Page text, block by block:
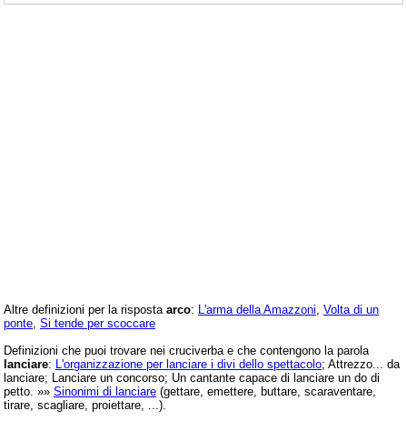
Altre definizioni per la risposta arco: L'arma della Amazzoni Volta di un
ponte Si tende per scoccare
Definizioni che puoi trovare nei cruciverba e che contengono la parola
lanciare: L'organizzazione per lanciare i divi dello spettacolo; Attrezzo... da
lanciare; Lanciare un concorso; Un cantante capace di lanciare un do di
petto. »» Sinonimi di lanciare (gettare, emettere, buttare, scaraventare,
tirare, scagliare, proiettare, ...).